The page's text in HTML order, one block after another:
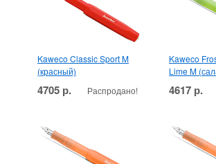
Kaweco Classic Sport M
(красный)
4705 р. Распродано!
Kaweco
Lime M
4617 р.